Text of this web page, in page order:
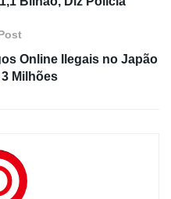
Online Ilegais no Japão
Milhões